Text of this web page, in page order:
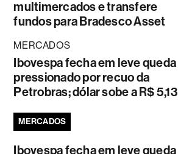
multimercados e transfere
fundos para Bradesco Asset
MERCADOS
Ibovespa fecha em leve queda
pressionado por recuo da
Petrobras; dólar sobe a R$ 5,13
MERCADOS
Ibovespa fecha em leve queda